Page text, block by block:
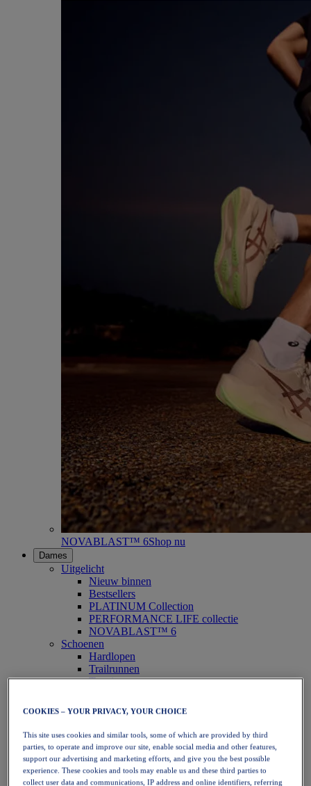
NOVABLAST™ 6Shop nu
Dames
Uitgelicht
Nieuw binnen
Bestsellers
PLATINUM Collection
PERFORMANCE LIFE collectie
NOVABLAST™ 6
Schoenen
Hardlopen
Trailrunnen
Tennis
Handbal
Netbal
SportStyle
Bovenkleding
Sport-bh's
Tanktops
COOKIES – YOUR PRIVACY, YOUR CHOICE
This site uses cookies and similar tools, some of which are provided by third
parties, to operate and improve our site, enable social media and other features,
support our advertising and marketing efforts, and give you the best possible
experience. These cookies and tools may enable us and these third parties to
collect user data and communications, IP address and online identifiers, referring